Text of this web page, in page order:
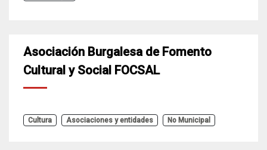
Asociación Burgalesa de Fomento
Cultural y Social FOCSAL
Cultura Asociaciones y entidades No Municipal